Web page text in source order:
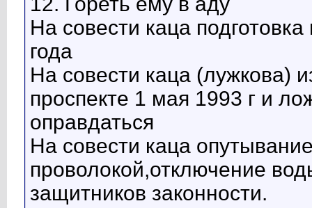
На совести каца
года
На совести каца (лужкова)
проспекте 1 мая 1993 г и
оправдаться
На совести каца
проволокой,отключение
защитников законности.